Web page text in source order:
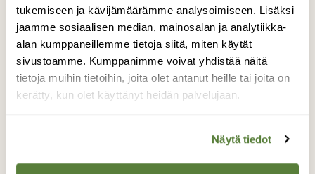
tukemiseen ja kävijämäärämme analysoimiseen. Lisäksi
jaamme sosiaalisen median, mainosalan ja analytiikka-
alan kumppaneillemme tietoja siitä, miten käytät
sivustoamme. Kumppanimme voivat yhdistää näitä
tietoja muihin tietoihin, joita olet antanut heille tai joita on
kerätty, kun olet käyttänyt heidän palvelujaan.
Näytä tiedot
Sisiliskoperhe
Aitan seinustalla asustaa sisiliskoperhe.
Valokuvaaja: Paula Savelius, Lieksa 30.6.2019
TAKAISIN LISTAAN